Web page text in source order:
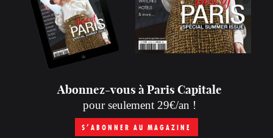
Abonnez-vous à Paris Capitale
pour seulement 29€/an !
S’ABONNER AU MAGAZINE